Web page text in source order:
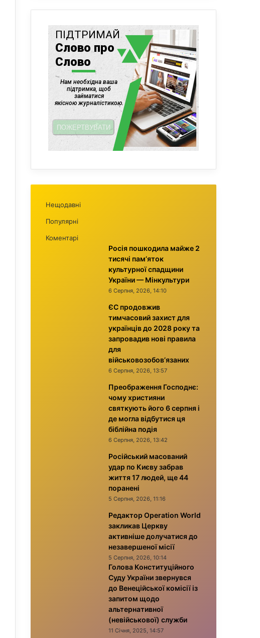
Нещодавні
Популярні
Коментарі
Росія пошкодила майже 2
тисячі пам’яток
культурної спадщини
України — Мінкультури
6 Серпня, 2026, 14:10
ЄС продовжив
тимчасовий захист для
українців до 2028 року та
запровадив нові правила
для
військовозобов’язаних
6 Серпня, 2026, 13:57
Преображення Господнє:
чому християни
святкують його 6 серпня і
де могла відбутися ця
біблійна подія
6 Серпня, 2026, 13:42
Російський масований
удар по Києву забрав
життя 17 людей, ще 44
поранені
5 Серпня, 2026, 11:16
Редактор Operation World
закликав Церкву
активніше долучатися до
незавершеної місії
5 Серпня, 2026, 10:14
Голова Конституційного
Суду України звернувся
до Венеційської комісії із
запитом щодо
альтернативної
(невійськової) служби
11 Січня, 2025, 14:57